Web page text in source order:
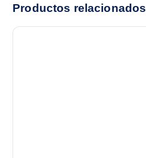
Productos relacionados